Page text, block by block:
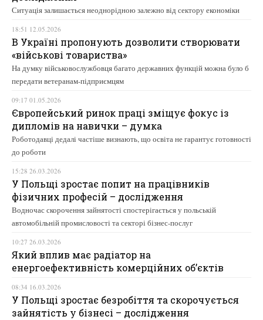
Ситуація залишається неоднорідною залежно від сектору економіки
18:51 12.05.2026
В Україні пропонують дозволити створювати
«військові товариства»
На думку військовослужбовця багато державних функцій можна було б
передати ветеранам-підприємцям
09:17 01.05.2026
Європейський ринок праці зміщує фокус із
дипломів на навички – думка
Роботодавці дедалі частіше визнають, що освіта не гарантує готовності
до роботи
15:28 26.03.2026
У Польщі зростає попит на працівників
фізичних професій – дослідження
Водночас скорочення зайнятості спостерігається у польській
автомобільній промисловості та секторі бізнес-послуг
10:27 26.03.2026
Який вплив має радіатор на
енергоефективність комерційних об’єктів
08:34 16.03.2026
У Польщі зростає безробіття та скорочується
зайнятість у бізнесі – дослідження